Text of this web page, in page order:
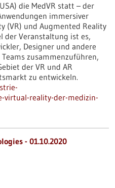
die MedVR statt – der
immersiver
(VR) und Augmented Reality
der Veranstaltung ist es,
Designer und andere
zusammenzuführen,
der VR und AR
zu entwickeln.
reality-der-medizin-
- 01.10.2020